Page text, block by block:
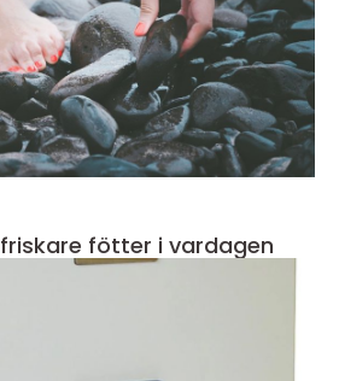
Fotvård i boden friskare fötter i vardagen